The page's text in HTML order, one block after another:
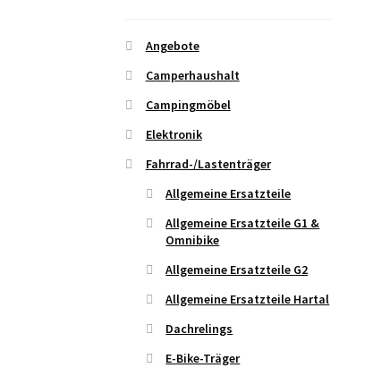
Angebote
Camperhaushalt
Campingmöbel
Elektronik
Fahrrad-/Lastenträger
Allgemeine Ersatzteile
Allgemeine Ersatzteile G1 &
Omnibike
Allgemeine Ersatzteile G2
Allgemeine Ersatzteile Hartal
Dachrelings
E-Bike-Träger